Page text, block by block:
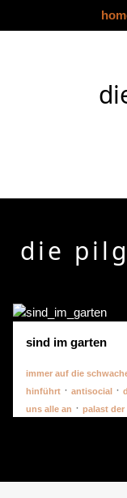
die
sind im garten
immer auf die
hinführt · antisocial ·
uns alle an · palast